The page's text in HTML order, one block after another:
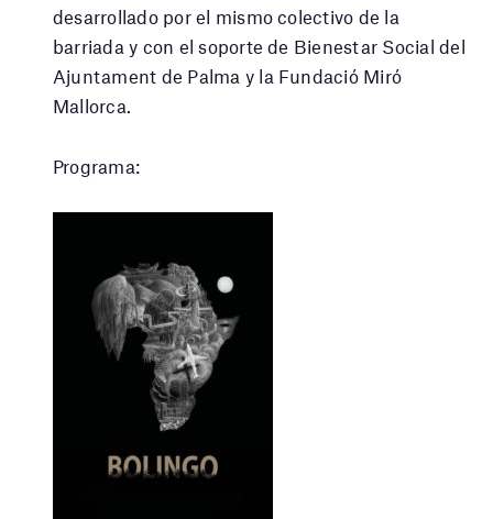
desarrollado por el mismo colectivo de la
barriada y con el soporte de Bienestar Social del
Ajuntament de Palma y la Fundació Miró
Mallorca.
Programa: